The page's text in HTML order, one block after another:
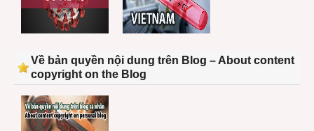
Về bản quyền nội dung trên Blog – About content
copyright on the Blog